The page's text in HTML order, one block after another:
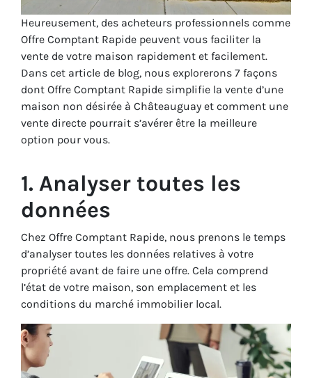
Heureusement, des acheteurs professionnels comme
Offre Comptant Rapide peuvent vous faciliter la
vente de votre maison rapidement et facilement.
Dans cet article de blog, nous explorerons 7 façons
dont Offre Comptant Rapide simplifie la vente d’une
maison non désirée à Châteauguay et comment une
vente directe pourrait s’avérer être la meilleure
option pour vous.
1. Analyser toutes les
données
Chez Offre Comptant Rapide, nous prenons le temps
d’analyser toutes les données relatives à votre
propriété avant de faire une offre. Cela comprend
l’état de votre maison, son emplacement et les
conditions du marché immobilier local.